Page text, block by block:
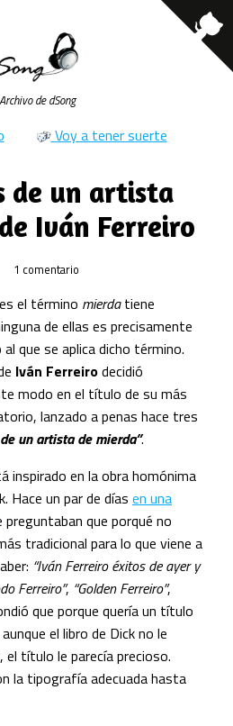
de dSong
Voy a tener suerte
de un artista
Iván Ferreiro
1 comentario
el término mierdatiene
de ellas es precisamente
que se aplica dicho término.
Iván Ferreirodecidió
modo en el título de su más
lanzado a penas hace tres
un artista de mierda”.
inspirado en la obra homónima
Hace un par de días en una
preguntaban que porqué no
tradicional para lo que viene a
“Iván Ferreiro éxitos de ayer y
Ferreiro”, “Golden Ferreiro”,
que porque quería un título
el libro de Dick no le
título le parecía precioso.
la tipografía adecuada hasta